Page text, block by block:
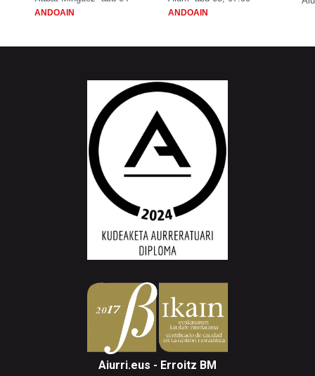
ANDOAIN ANDOAIN
Aiurri.eus - Erroitz BM